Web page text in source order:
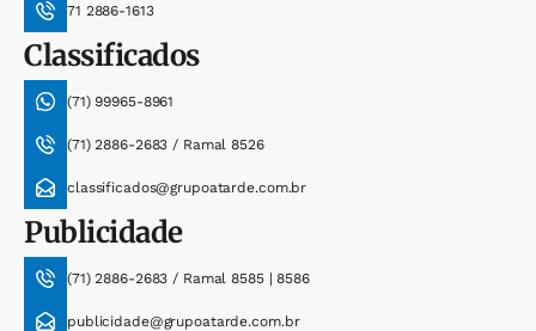
71 2886-1613
Classificados
(71) 99965-8961
(71) 2886-2683 / Ramal 8526
classificados@grupoatarde.com.br
Publicidade
(71) 2886-2683 / Ramal 8585 | 8586
publicidade@grupoatarde.com.br